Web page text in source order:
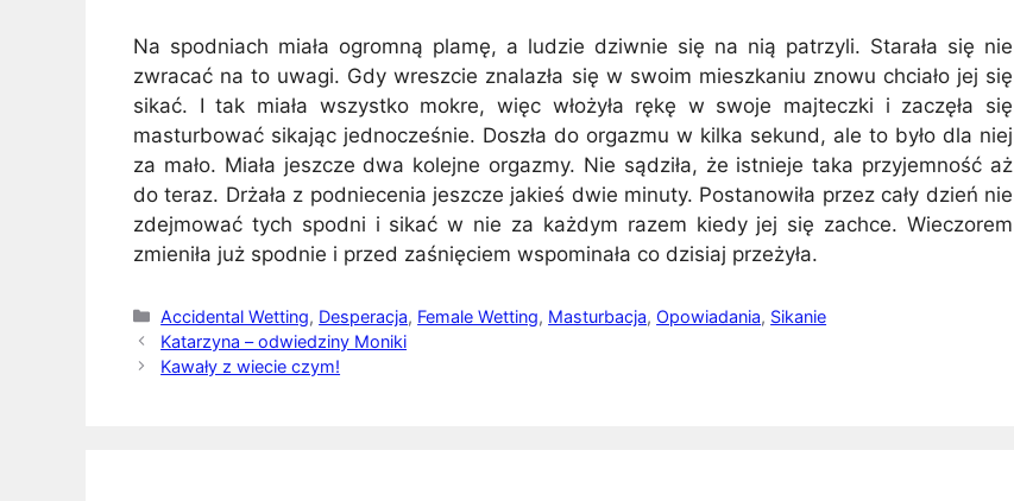
Na spodniach miała ogromną plamę, a ludzie dziwnie się na nią patrzyli. Starała się nie
zwracać na to uwagi. Gdy wreszcie znalazła się w swoim mieszkaniu znowu chciało jej się
sikać. I tak miała wszystko mokre, więc włożyła rękę w swoje majteczki i zaczęła się
masturbować sikając jednocześnie. Doszła do orgazmu w kilka sekund, ale to było dla niej
za mało. Miała jeszcze dwa kolejne orgazmy. Nie sądziła, że istnieje taka przyjemność aż
do teraz. Drżała z podniecenia jeszcze jakieś dwie minuty. Postanowiła przez cały dzień nie
zdejmować tych spodni i sikać w nie za każdym razem kiedy jej się zachce. Wieczorem
zmieniła już spodnie i przed zaśnięciem wspominała co dzisiaj przeżyła.
Kategorie
Accidental Wetting, Desperacja, Female Wetting, Masturbacja, Opowiadania, Sikanie
Katarzyna – odwiedziny Moniki
Kawały z wiecie czym!